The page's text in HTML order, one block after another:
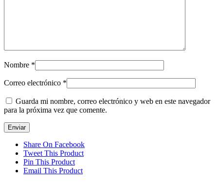
Nombre *
Correo electrónico *
Guarda mi nombre, correo electrónico y web en este navegador
para la próxima vez que comente.
Share On Facebook
Tweet This Product
Pin This Product
Email This Product